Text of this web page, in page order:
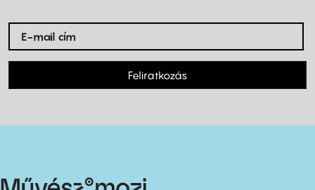
Feliratkozás